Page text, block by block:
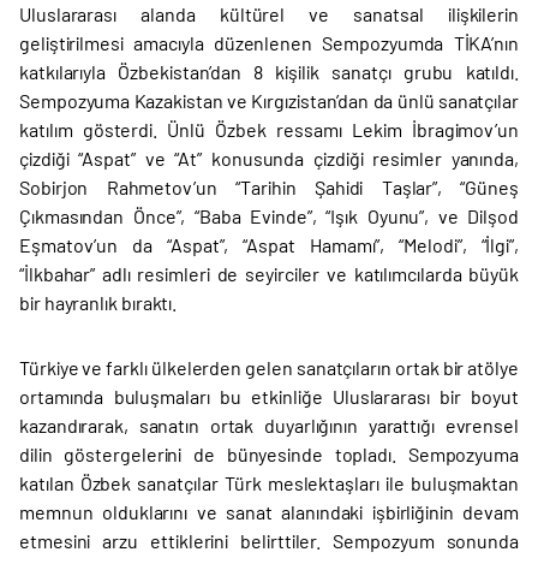
Uluslararası alanda kültürel ve sanatsal ilişkilerin
geliştirilmesi amacıyla düzenlenen Sempozyumda TİKA’nın
katkılarıyla Özbekistan’dan 8 kişilik sanatçı grubu katıldı.
Sempozyuma Kazakistan ve Kırgızistan’dan da ünlü sanatçılar
katılım gösterdi. Ünlü Özbek ressamı Lekim İbragimov’un
çizdiği “Aspat” ve “At” konusunda çizdiği resimler yanında,
Sobirjon Rahmetov’un “Tarihin Şahidi Taşlar”, “Güneş
Çıkmasından Önce”, “Baba Evinde”, “Işık Oyunu”, ve Dilşod
Eşmatov’un da “Aspat”, “Aspat Hamamı”, “Melodi”, “İlgi”,
“İlkbahar” adlı resimleri de seyirciler ve katılımcılarda büyük
bir hayranlık bıraktı.
Türkiye ve farklı ülkelerden gelen sanatçıların ortak bir atölye
ortamında buluşmaları bu etkinliğe Uluslararası bir boyut
kazandırarak, sanatın ortak duyarlığının yarattığı evrensel
dilin göstergelerini de bünyesinde topladı. Sempozyuma
katılan Özbek sanatçılar Türk meslektaşları ile buluşmaktan
memnun olduklarını ve sanat alanındaki işbirliğinin devam
etmesini arzu ettiklerini belirttiler. Sempozyum sonunda